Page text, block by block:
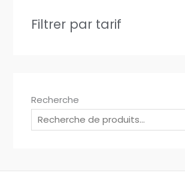
Filtrer par tarif
Recherche